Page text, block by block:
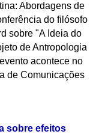
Abordagens de
do filósofo
sobre "A Ideia do
de Antropologia
acontece no
de Comunicações
sobre efeitos